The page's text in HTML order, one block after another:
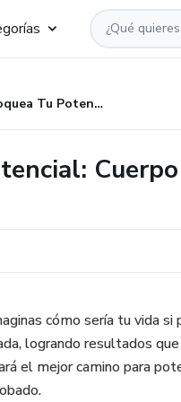
Desbloquea Tu Potencial: Cuerpo y Mente en Sinergia para el Éxito
cómo sería tu vida
logrando resultados
el mejor camino para